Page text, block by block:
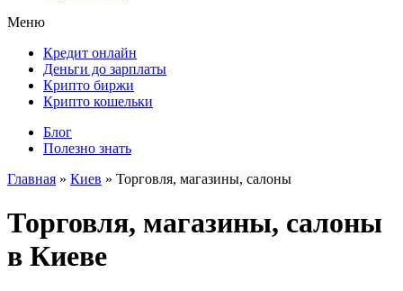
Меню
Кредит онлайн
Деньги до зарплаты
Крипто биржи
Крипто кошельки
Блог
Полезно знать
Главная » Киев » Торговля, магазины, салоны
Торговля, магазины, салоны
в Киеве